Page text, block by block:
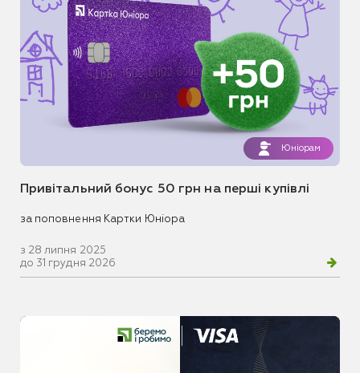
Юніорам
Привітальний бонус 50 грн на перші купівлі
за поповнення Картки Юніора
з 28 липня 2025
до 31 грудня 2026